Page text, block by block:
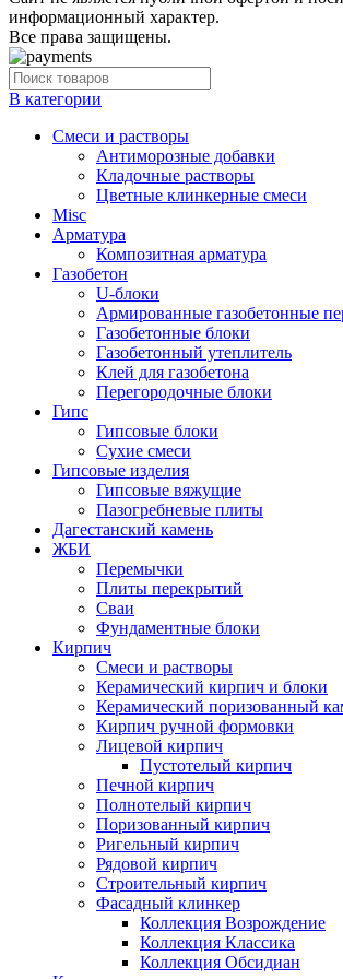
информационный характер.
Все права защищены.
В категории
Cмеси и растворы
Антиморозные добавки
Кладочные растворы
Цветные клинкерные смеси
Misc
Арматура
Композитная арматура
Газобетон
U-блоки
Армированные газобетонные
Газобетонные блоки
Газобетонный утеплитель
Клей для газобетона
Перегородочные блоки
Гипс
Гипсовые блоки
Сухие смеси
Гипсовые изделия
Гипсовые вяжущие
Пазогребневые плиты
Дагестанский камень
ЖБИ
Перемычки
Плиты перекрытий
Сваи
Фундаментные блоки
Кирпич
Cмеси и растворы
Керамический кирпич и блоки
Керамический поризованный
Кирпич ручной формовки
Лицевой кирпич
Пустотелый кирпич
Печной кирпич
Полнотелый кирпич
Поризованный кирпич
Ригельный кирпич
Рядовой кирпич
Строительный кирпич
Фасадный клинкер
Коллекция Возрождение
Коллекция Классика
Коллекция Обсидиан